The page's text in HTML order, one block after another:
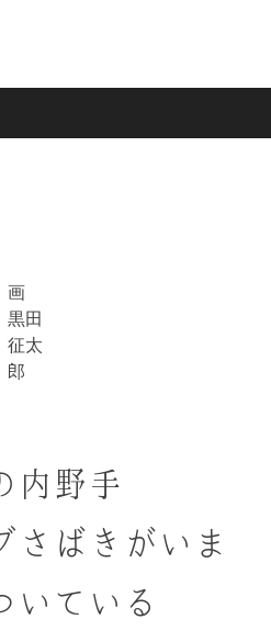
画
黒田
征太
郎
内野手
ばきがいま
いている